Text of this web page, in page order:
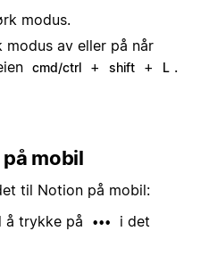
modus.
modus av eller på når
cmd/ctrl + shift + L .
mobil
til Notion på mobil:
å trykke på
•••
i det